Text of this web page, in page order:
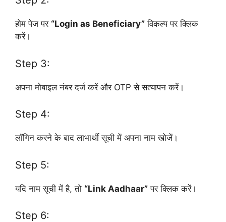
होम पेज पर “Login as Beneficiary” विकल्प पर क्लिक
करें।
Step 3:
अपना मोबाइल नंबर दर्ज करें और OTP से सत्यापन करें।
Step 4:
लॉगिन करने के बाद लाभार्थी सूची में अपना नाम खोजें।
Step 5:
यदि नाम सूची में है, तो “Link Aadhaar” पर क्लिक करें।
Step 6: